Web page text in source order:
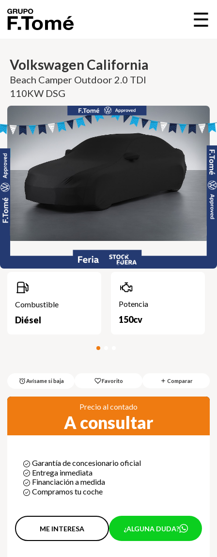
☰
Volkswagen California
Beach Camper Outdoor 2.0 TDI
110KW DSG
Combustible
Diésel
Potencia
150cv
Avísame si baja Favorito Comparar
Precio al contado
A consultar
Garantía de concesionario oficial
Entrega inmediata
Financiación a medida
Compramos tu coche
ME INTERESA ¿ALGUNA DUDA?